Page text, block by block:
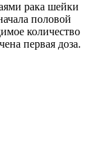
рака шейки
половой
количество
первая доза.